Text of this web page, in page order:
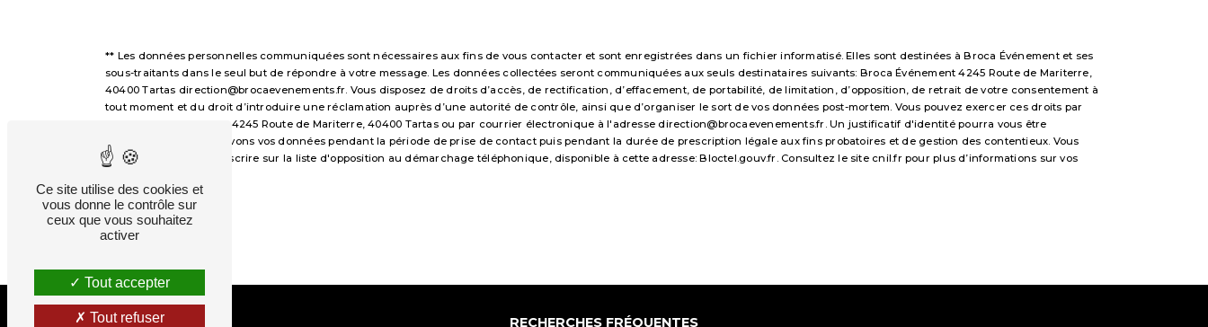
** Les données personnelles communiquées sont nécessaires aux fins de vous contacter et sont enregistrées dans un fichier informatisé. Elles sont destinées à Broca Événement et ses
sous-traitants dans le seul but de répondre à votre message. Les données collectées seront communiquées aux seuls destinataires suivants: Broca Événement 4245 Route de Mariterre,
40400 Tartas direction@brocaevenements.fr. Vous disposez de droits d’accès, de rectification, d’effacement, de portabilité, de limitation, d’opposition, de retrait de votre consentement à
tout moment et du droit d’introduire une réclamation auprès d’une autorité de contrôle, ainsi que d’organiser le sort de vos données post-mortem. Vous pouvez exercer ces droits par
voie postale à l'adresse 4245 Route de Mariterre, 40400 Tartas ou par courrier électronique à l'adresse direction@brocaevenements.fr. Un justificatif d'identité pourra vous être
demandé. Nous conservons vos données pendant la période de prise de contact puis pendant la durée de prescription légale aux fins probatoires et de gestion des contentieux. Vous
avez le droit de vous inscrire sur la liste d'opposition au démarchage téléphonique, disponible à cette adresse:
Bloctel.gouv.fr. Consultez le site cnil.fr pour plus d’informations sur vos
RECHERCHES FRÉQUENTES
Ce site utilise des cookies et
vous donne le contrôle sur
ceux que vous souhaitez
activer
Tout accepter
Tout refuser